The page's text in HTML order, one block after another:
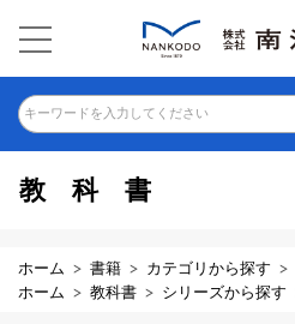
キーワードを入力してください
教科書
ホーム 書籍 カテゴリから探す
ホーム
教科書 シリーズから探す